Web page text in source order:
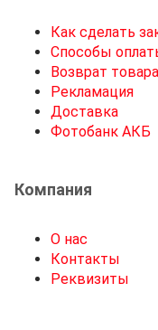
Как сделать
Способы
Возврат товара
Рекламация
Доставка
Фотобанк АКБ
Компания
О нас
Контакты
Реквизиты